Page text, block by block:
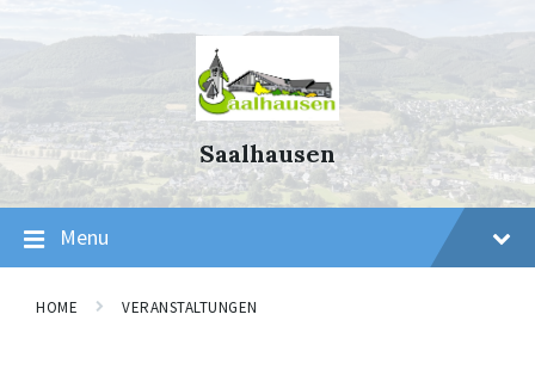
Saalhausen
Menu
HOME VERANSTALTUNGEN